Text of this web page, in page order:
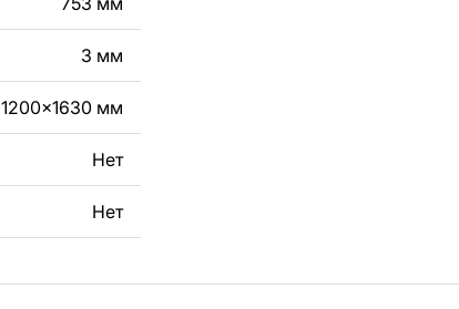
3 мм
1200x1630 мм
Нет
Нет